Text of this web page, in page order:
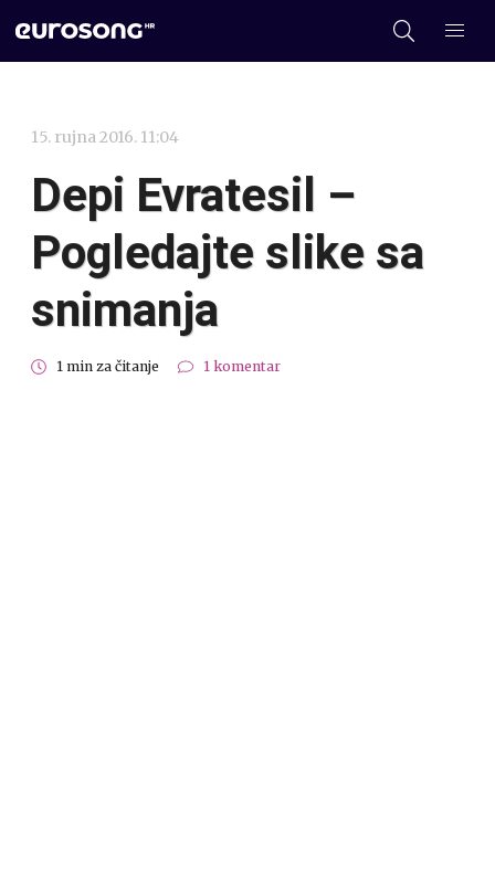
15. rujna 2016. 11:04
Depi Evratesil –
Pogledajte slike sa
snimanja
1 min za čitanje 1 komentar